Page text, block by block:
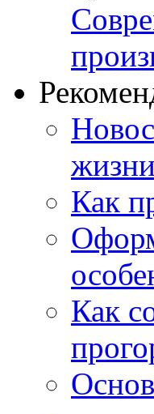
жизни
Как
Как